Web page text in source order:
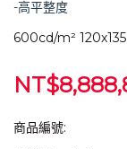
-高平整度
600cd/m² 120x135
商品編號: